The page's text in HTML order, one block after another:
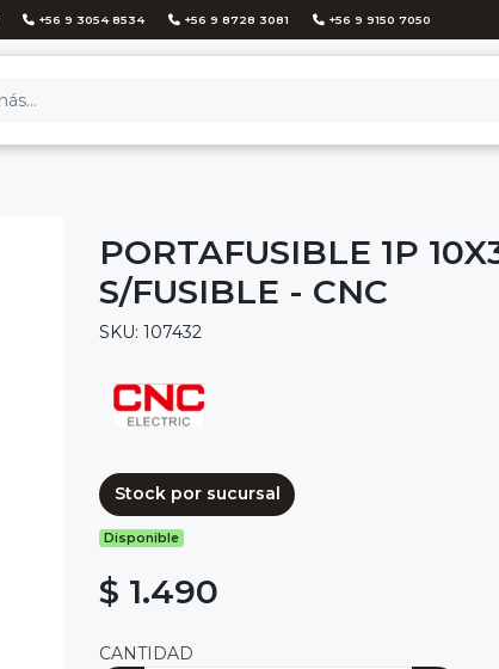
+56 9 3054 8534 +56 9 8728 3081 +56 9 9150 7050
PORTAFUSIBLE 1P
S/FUSIBLE - CNC
SKU: 107432
Stock por sucursal
Disponible
$ 1.490
CANTIDAD